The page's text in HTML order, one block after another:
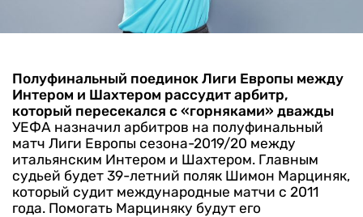
Полуфинальный поединок Лиги Европы между
Интером и Шахтером рассудит арбитр,
который пересекался с «горняками» дважды
УЕФА назначил арбитров на полуфинальный
матч Лиги Европы сезона-2019/20 между
итальянским Интером и Шахтером. Главным
судьей будет 39-летний поляк Шимон Марциняк,
который судит международные матчи с 2011
года. Помогать Марциняку будут его